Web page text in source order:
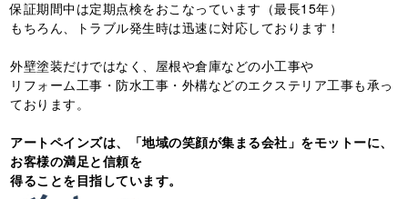
保証期間中は定期点検をおこなっています（最長15年）
もちろん、トラブル発生時は迅速に対応しております！
外壁塗装だけではなく、屋根や倉庫などの小工事や
リフォーム工事・防水工事・外構などのエクステリア工事も承っ
ております。
アートペインズは、「地域の笑顔が集まる会社」をモットーに、
お客様の満足と信頼を
得ることを目指しています。